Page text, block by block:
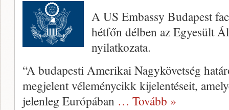
A US Embassy Budapest
hétfőn délben az Egyesült
nyilatkozata.
“A budapesti Amerikai Nagykövetség
megjelent véleménycikk kijelentéseit,
jelenleg Európában … Tovább »